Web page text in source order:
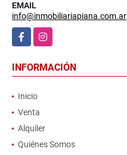
EMAIL
info@inmobiliariapiana.com.ar
FacebookInstagram
INFORMACIÓN
Inicio
Venta
Alquiler
Quiénes Somos